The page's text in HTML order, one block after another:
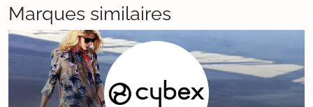
Marques similaires